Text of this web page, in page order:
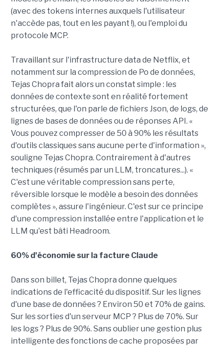
(avec des tokens internes auxquels l'utilisateur
n'accède pas, tout en les payant !), ou l'emploi du
protocole MCP.
Travaillant sur l'infrastructure data de Netflix, et
notamment sur la compression de Po de données,
Tejas Chopra fait alors un constat simple : les
données de contexte sont en réalité fortement
structurées, que l'on parle de fichiers Json, de logs, de
lignes de bases de données ou de réponses API. «
Vous pouvez compresser de 50 à 90% les résultats
d'outils classiques sans aucune perte d'information »,
souligne Tejas Chopra. Contrairement à d'autres
techniques (résumés par un LLM, troncatures...). «
C'est une véritable compression sans perte,
réversible lorsque le modèle a besoin des données
complètes », assure l'ingénieur. C'est sur ce principe
d'une compression installée entre l'application et le
LLM qu'est bâti Headroom.
60% d'économie sur la facture Claude
Dans son billet, Tejas Chopra donne quelques
indications de l'efficacité du dispositif. Sur les lignes
d'une base de données ? Environ 50 et 70% de gains.
Sur les sorties d'un serveur MCP ? Plus de 70%. Sur
les logs ? Plus de 90%. Sans oublier une gestion plus
intelligente des fonctions de cache proposées par